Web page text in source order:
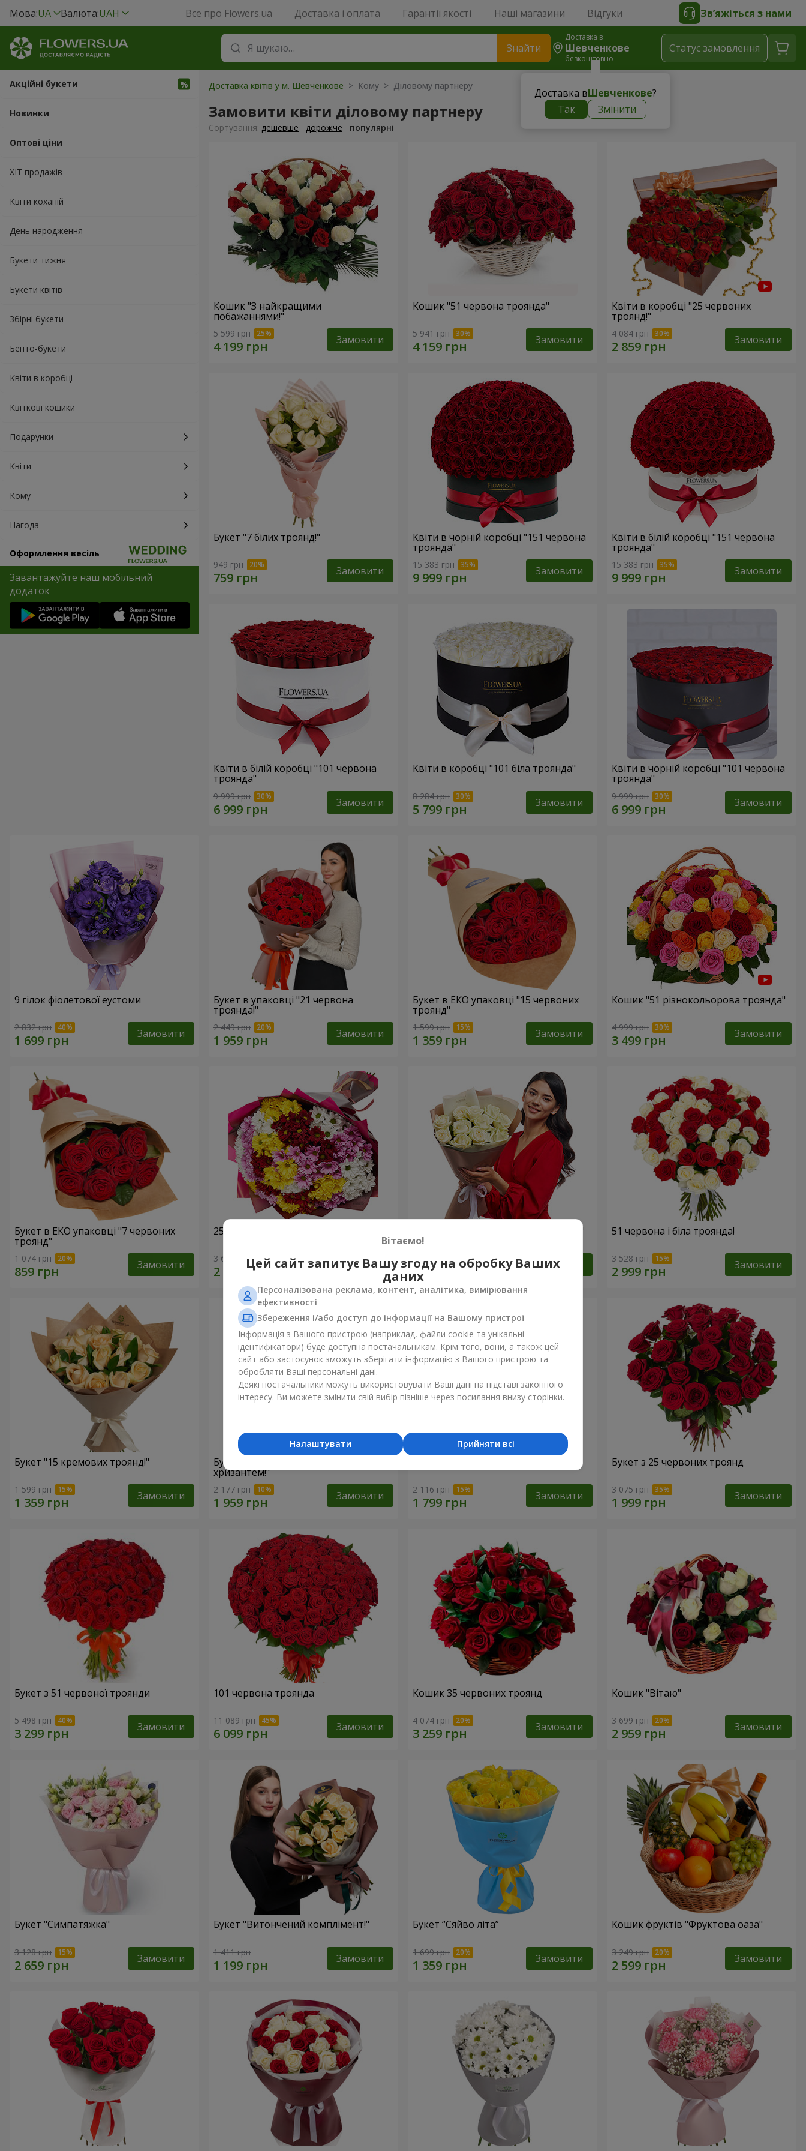
Мова:UA Валюта:UAH Все про Flowers.ua Доставка і оплата Гарантії якості Наші магазини Відгуки Зв’яжіться з нами
Знайти
Доставка в
Шевченкове
безкоштовно
Доставка вШевченкове?
Так
Змінити
Статус замовлення
Акційні букети
Новинки
Оптові ціни
ХІТ продажів
Квіти коханій
День народження
Букети тижня
Букети квітів
Збірні букети
Бенто-букети
Квіти в коробці
Квіткові кошики
Подарунки
Квіти
Кому
Нагода
Оформлення весіль
Завантажуйте наш мобільний
додаток
Доставка квітів у м. Шевченкове > Кому > Діловому партнеру
Замовити квіти діловому партнеру
Сортування: дешевше дорожче популярні
Кошик "З найкращими
побажаннями!"
5 599 грн Замовити
Кошик "51 червона троянда"
5 941 грн Замовити
Квіти в коробці "25 червоних
троянд!"
4 084 грн Замовити
Букет "7 білих троянд!"
949 грн Замовити
Квіти в чорній коробці "151 червона
троянда"
15 383 грн Замовити
Квіти в білій коробці "151 червона
троянда"
15 383 грн Замовити
Квіти в білій коробці "101 червона
троянда"
9 999 грн Замовити
Квіти в коробці "101 біла троянда"
8 284 грн Замовити
Квіти в чорній коробці "101 червона
троянда"
9 999 грн Замовити
9 гілок фіолетової еустоми
2 832 грн Замовити
Букет в упаковці "21 червона
троянда!"
2 449 грн Замовити
Букет в ЕКО упаковці "15 червоних
троянд"
1 599 грн Замовити
Кошик "51 різнокольорова троянда"
4 999 грн Замовити
Букет в ЕКО упаковці "7 червоних
троянд"
1 074 грн Замовити
25 різнокольорових хризантем!
3 699 грн Замовити 1 221 грн Замовити
51 червона і біла троянда!
3 528 грн Замовити
Букет "15 кремових троянд!"
1 599 грн Замовити
Букет"15 різнокольорових
хризантем!"
2 177 грн Замовити 2 116 грн Замовити
Букет з 25 червоних троянд
3 075 грн Замовити
Букет з 51 червоної троянди
5 498 грн Замовити
101 червона троянда
11 089 грн Замовити
Кошик 35 червоних троянд
4 074 грн Замовити
Кошик "Вітаю"
3 699 грн Замовити
Букет "Симпатяжка"
3 128 грн Замовити
Букет "Витончений комплімент!"
1 411 грн Замовити
Букет “Сяйво літа”
1 699 грн Замовити
Кошик фруктів "Фруктова оаза"
3 249 грн Замовити
Вітаємо!
Цей сайт запитує Вашу згоду на обробку Ваших
даних
Персоналізована реклама, контент, аналітика, вимірювання
ефективності
Збереження і/або доступ до інформації на Вашому пристрої
Інформація з Вашого пристрою (наприклад, файли cookie та унікальні
ідентифікатори) буде доступна постачальникам. Крім того, вони, а також цей
сайт або застосунок зможуть зберігати інформацію з Вашого пристрою та
обробляти Ваші персональні дані.
Деякі постачальники можуть використовувати Ваші дані на підставі законного
інтересу. Ви можете змінити свій вибір пізніше через посилання внизу сторінки.
Прийняти всі
Налаштувати